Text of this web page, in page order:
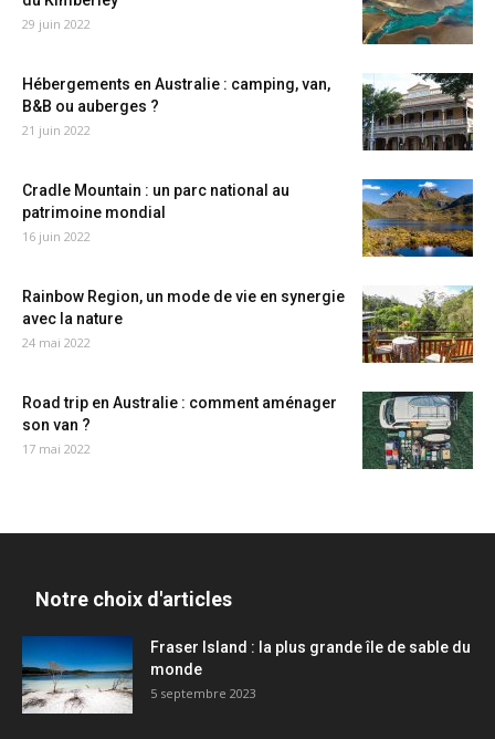
29 juin 2022
Hébergements en Australie : camping, van,
B&B ou auberges ?
21 juin 2022
Cradle Mountain : un parc national au
patrimoine mondial
16 juin 2022
Rainbow Region, un mode de vie en synergie
avec la nature
24 mai 2022
Road trip en Australie : comment aménager
son van ?
17 mai 2022
Notre choix d'articles
Fraser Island : la plus grande île de sable du
monde
5 septembre 2023